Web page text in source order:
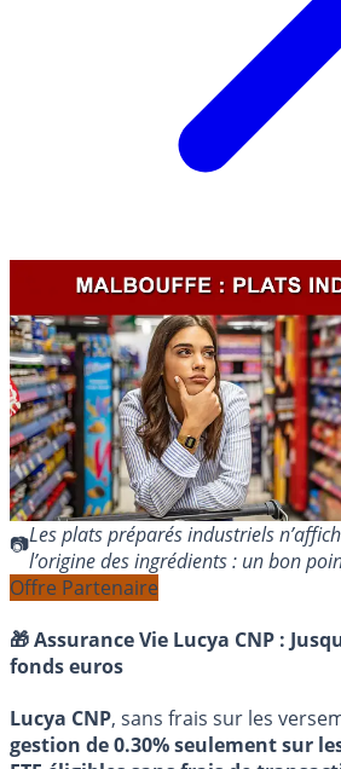
Les plats préparés industriels
l’origine des ingrédients : un bon
Offre Partenaire
🎁 Assurance Vie Lucya CNP :
fonds euros
Lucya CNP, sans frais sur les
gestion de 0.30% seulement sur